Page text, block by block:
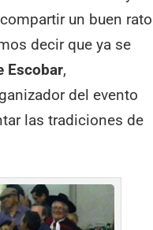
un buen rato
decir que ya se
Escobar,
del evento
las tradiciones de